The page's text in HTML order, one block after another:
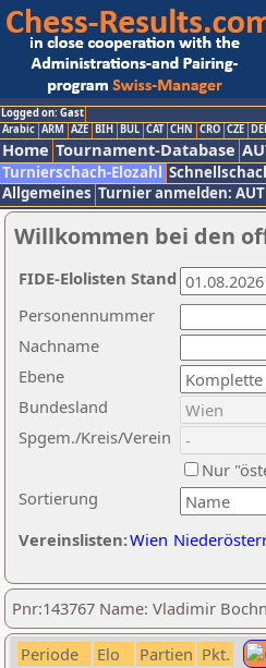
Logged on: Gast
Arabic ARM AZE BIH BUL CAT CHN CRO CZE
Home Tournament-Database
Turnierschach-Elozahl
Allgemeines Turnier anmelden: AUT
Willkommen bei den
Nachname
Ebene
Sortierung
Personennummer
Bundesland
Spgem./Kreis/Verein
Nur
Vereinslisten:Wien
FIDE-Elolisten Stand
Pnr:143767 Name: Vladimir
Periode Elo Partien Pkt.